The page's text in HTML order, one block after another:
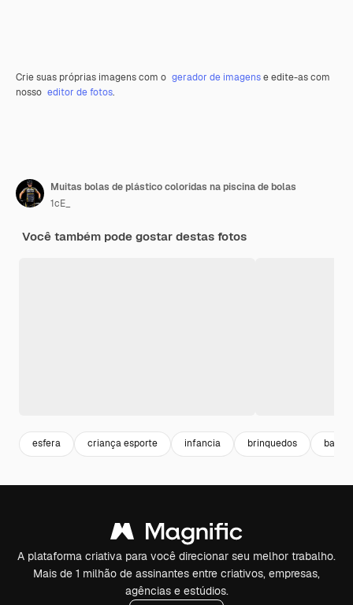
Crie suas próprias imagens com o gerador de imagense edite-as com
nosso editor de fotos.
Muitas bolas de plástico coloridas na piscina de bolas
1cE_
Você também pode gostar destas fotos
esfera criança esporte infancia brinquedos
A plataforma criativa para você direcionar seu melhor trabalho.
Mais de 1 milhão de assinantes entre criativos, empresas,
agências e estúdios.